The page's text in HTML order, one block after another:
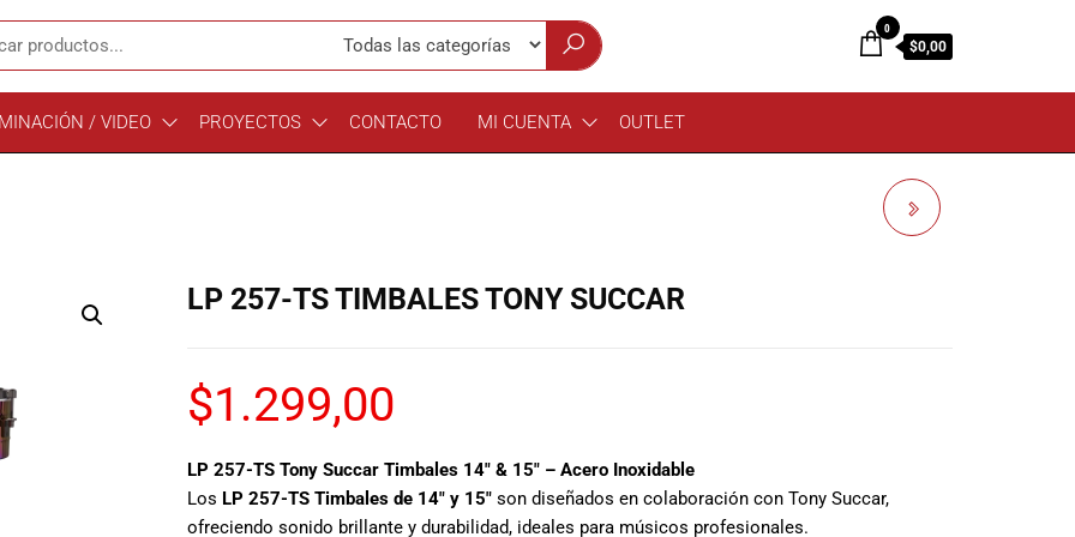
0
$0,00
/ VIDEO PROYECTOS CONTACTO MI CUENTA OUTLET
LP 257-TS TIMBALES TONY SUCCAR
$1.299,00
LP 257-TS Tony Succar Timbales 14″ & 15″ – Acero Inoxidable
Los LP 257-TS Timbales de 14″ y 15″son diseñados en colaboración con Tony Succar,
ofreciendo sonido brillante y durabilidad, ideales para músicos profesionales.